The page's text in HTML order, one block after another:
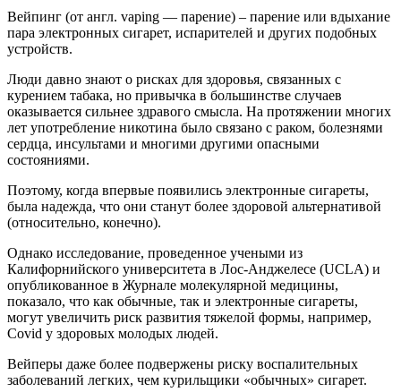
Вейпинг (от англ. vaping — парение) – парение или вдыхание
пара электронных сигарет, испарителей и других подобных
устройств.
Люди давно знают о рисках для здоровья, связанных с
курением табака, но привычка в большинстве случаев
оказывается сильнее здравого смысла. На протяжении многих
лет употребление никотина было связано с раком, болезнями
сердца, инсультами и многими другими опасными
состояниями.
Поэтому, когда впервые появились электронные сигареты,
была надежда, что они станут более здоровой альтернативой
(относительно, конечно).
Однако исследование, проведенное учеными из
Калифорнийского университета в Лос-Анджелесе (UCLA) и
опубликованное в Журнале молекулярной медицины,
показало, что как обычные, так и электронные сигареты,
могут увеличить риск развития тяжелой формы, например,
Covid у здоровых молодых людей.
Вейперы даже более подвержены риску воспалительных
заболеваний легких, чем курильщики «обычных» сигарет.